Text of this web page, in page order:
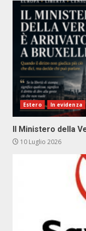
Estero In evidenza
Il Ministero della
10 Luglio 2026